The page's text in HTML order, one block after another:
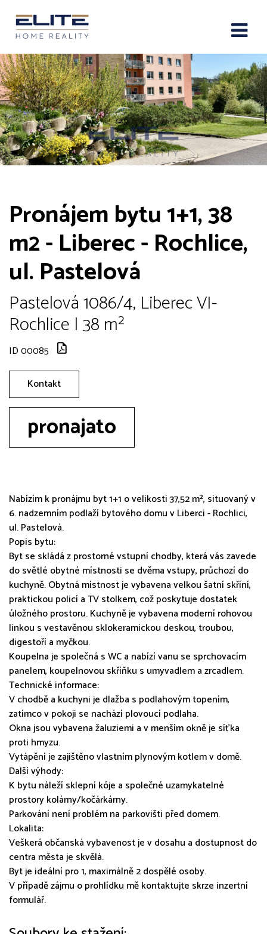
Pronájem bytu 1+1, 38
m2 - Liberec - Rochlice,
ul. Pastelová
Pastelová 1086/4, Liberec VI-
Rochlice | 38 m²
ID 00085
Kontakt
pronajato
Nabízím k pronájmu byt 1+1 o velikosti 37,52 m², situovaný v
6. nadzemním podlaží bytového domu v Liberci - Rochlici,
ul. Pastelová.
Popis bytu:
Byt se skládá z prostorné vstupní chodby, která vás zavede
do světlé obytné místnosti se dvěma vstupy, průchozí do
kuchyně. Obytná místnost je vybavena velkou šatní skříní,
praktickou policí a TV stolkem, což poskytuje dostatek
úložného prostoru. Kuchyně je vybavena moderní rohovou
linkou s vestavěnou sklokeramickou deskou, troubou,
digestoří a myčkou.
Koupelna je společná s WC a nabízí vanu se sprchovacím
panelem, koupelnovou skříňku s umyvadlem a zrcadlem.
Technické informace:
V chodbě a kuchyni je dlažba s podlahovým topením,
zatímco v pokoji se nachází plovoucí podlaha.
Okna jsou vybavena žaluziemi a v menším okně je síťka
proti hmyzu.
Vytápění je zajištěno vlastním plynovým kotlem v domě.
Další výhody:
K bytu náleží sklepní kóje a společné uzamykatelné
prostory kolárny/kočárkárny.
Parkování není problém na parkovišti před domem.
Lokalita:
Veškerá občanská vybavenost je v dosahu a dostupnost do
centra města je skvělá.
Byt je ideální pro 1, maximálně 2 dospělé osoby.
V případě zájmu o prohlídku mě kontaktujte skrze inzertní
formulář.